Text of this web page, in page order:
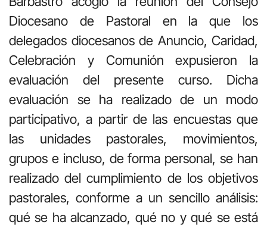
Diocesano de Pastoral en la que los
delegados diocesanos de Anuncio, Caridad,
Celebración y Comunión expusieron la
evaluación del presente curso. Dicha
evaluación se ha realizado de un modo
participativo, a partir de las encuestas que
las unidades pastorales, movimientos,
grupos e incluso, de forma personal, se han
realizado del cumplimiento de los objetivos
pastorales, conforme a un sencillo análisis:
qué se ha alcanzado, qué no y qué se está